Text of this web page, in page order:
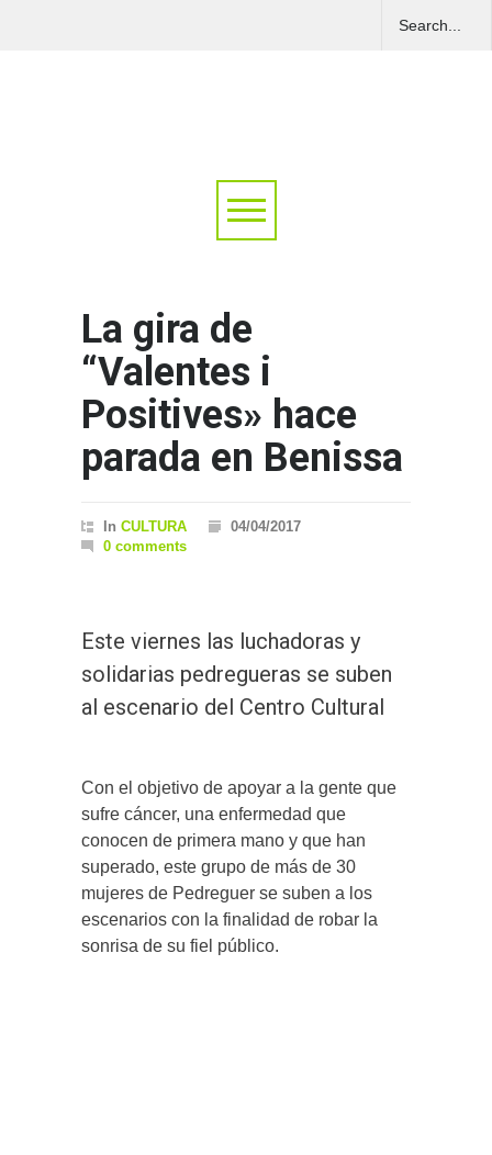
La gira de
“Valentes i
Positives» hace
parada en Benissa
In CULTURA
04/04/2017
0 comments
Este viernes las luchadoras y
solidarias pedregueras se suben
al escenario del Centro Cultural
Con el objetivo de apoyar a la gente que
sufre cáncer, una enfermedad que
conocen de primera mano y que han
superado, este grupo de más de 30
mujeres de Pedreguer se suben a los
escenarios con la finalidad de robar la
sonrisa de su fiel público.